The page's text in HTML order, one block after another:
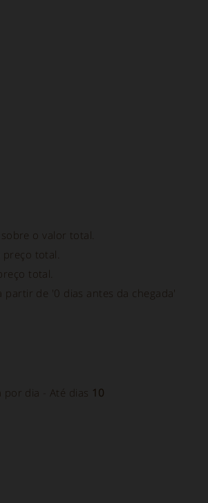
sobre o valor total.
preço total.
total.
partir de '0 dias antes da chegada'
por dia - Até dias 10